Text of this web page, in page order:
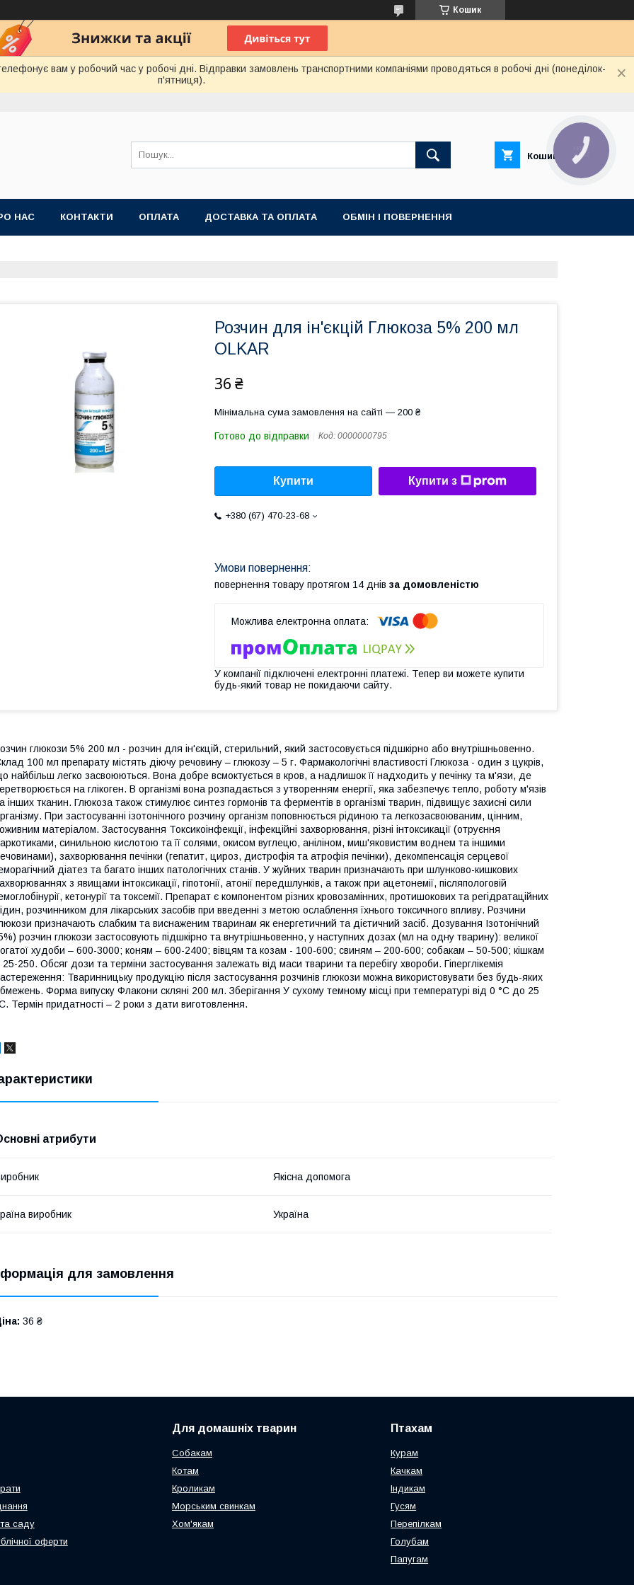
Кошик
вам у робочий час у робочі дні. Відправки замовлень транспортними компаніями проводяться в робочі дні (понеділок-
п'ятниця).
Кошик
НАС КОНТАКТИ ОПЛАТА ДОСТАВКА ТА ОПЛАТА ОБМІН І ПОВЕРНЕННЯ
Розчин для ін'єкцій Глюкоза 5% 200 мл
OLKAR
36 ₴
Мінімальна сума замовлення на сайті — 200 ₴
Готово до відправки Код: 0000000795
Купити Купити з
+380 (67) 470-23-68
повернення товару протягом 14 днів за домовленістю
У компанії підключені електронні платежі. Тепер ви можете купити
будь-який товар не покидаючи сайту.
глюкози 5% 200 мл - розчин для ін'єкцій, стерильний, який застосовується підшкірно або внутрішньовенно.
100 мл препарату містять діючу речовину – глюкозу – 5 г. Фармакологічні властивості Глюкоза - один з цукрів,
найбільш легко засвоюються. Вона добре всмоктується в кров, а надлишок її надходить у печінку та м'язи, де
на глікоген. В організмі вона розпадається з утворенням енергії, яка забезпечує тепло, роботу м'язів
інших тканин. Глюкоза також стимулює синтез гормонів та ферментів в організмі тварин, підвищує захисні сили
При застосуванні ізотонічного розчину організм поповнюється рідиною та легкозасвоюваним, цінним,
матеріалом. Застосування Токсикоінфекції, інфекційні захворювання, різні інтоксикації (отруєння
синильною кислотою та її солями, окисом вуглецю, аніліном, миш'яковистим воднем та іншими
захворювання печінки (гепатит, цироз, дистрофія та атрофія печінки), декомпенсація серцевої
діатез та багато інших патологічних станів. У жуйних тварин призначають при шлунково-кишкових
з явищами інтоксикації, гіпотонії, атонії передшлунків, а також при ацетонемії, післяпологовій
кетонурії та токсемії. Препарат є компонентом різних кровозамінних, протишокових та регідратаційних
розчинником для лікарських засобів при введенні з метою ослаблення їхнього токсичного впливу. Розчини
призначають слабким та виснаженим тваринам як енергетичний та дієтичний засіб. Дозування Ізотонічний
розчин глюкози застосовують підшкірно та внутрішньовенно, у наступних дозах (мл на одну тварину): великої
худоби – 600-3000; коням – 600-2400; вівцям та козам - 100-600; свиням – 200-600; собакам – 50-500; кішкам
25-250. Обсяг дози та терміни застосування залежать від маси тварини та перебігу хвороби. Гіперглікемія
Тваринницьку продукцію після застосування розчинів глюкози можна використовувати без будь-яких
Форма випуску Флакони скляні 200 мл. Зберігання У сухому темному місці при температурі від 0 °С до 25
Термін придатності – 2 роки з дати виготовлення.
атрибути
Якісна допомога
виробник Україна
для замовлення
36 ₴
саду
оферти
Для домашніх тварин
Собакам
Котам
Кроликам
Морським свинкам
Хом'якам
Птахам
Курам
Качкам
Індикам
Гусям
Перепілкам
Голубам
Папугам
КНОПКА
ЗВ'ЯЗКУ